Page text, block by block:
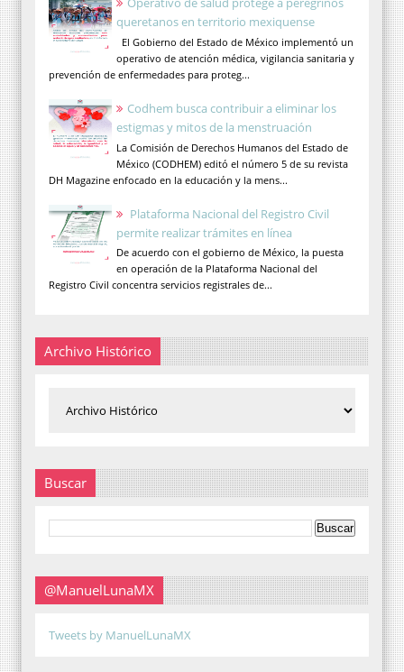
queretanos en territorio mexiquense
El Gobierno del Estado de México implementó un
operativo de atención médica, vigilancia sanitaria y
prevención de enfermedades para proteg...
Codhem busca contribuir a eliminar los
estigmas y mitos de la menstruación
La Comisión de Derechos Humanos del Estado de
México (CODHEM) editó el número 5 de su revista
DH Magazine enfocado en la educación y la mens...
Plataforma Nacional del Registro Civil
permite realizar trámites en línea
De acuerdo con el gobierno de México, la puesta
en operación de la Plataforma Nacional del
Registro Civil concentra servicios registrales de...
Archivo Histórico
Buscar
@ManuelLunaMX
Tweets by ManuelLunaMX